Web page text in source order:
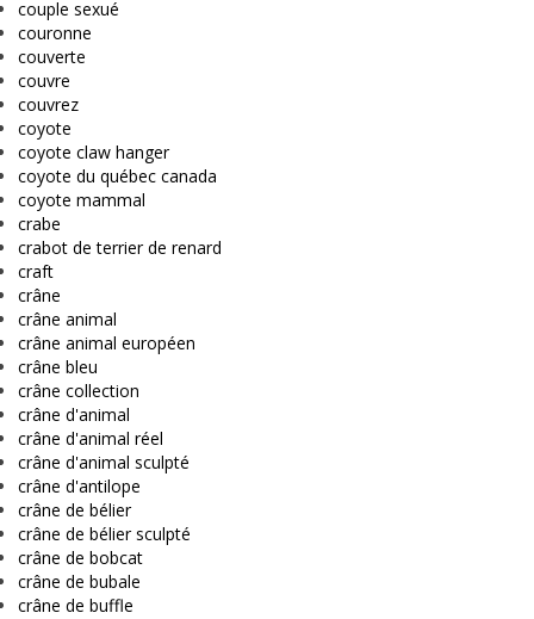
couple sexué
couronne
couverte
couvre
couvrez
coyote
coyote claw hanger
coyote du québec canada
coyote mammal
crabe
crabot de terrier de renard
craft
crâne
crâne animal
crâne animal européen
crâne bleu
crâne collection
crâne d'animal
crâne d'animal réel
crâne d'animal sculpté
crâne d'antilope
crâne de bélier
crâne de bélier sculpté
crâne de bobcat
crâne de bubale
crâne de buffle